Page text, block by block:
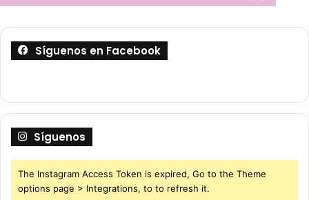
Síguenos en Facebook
Síguenos
The Instagram Access Token is expired, Go to the Theme
options page > Integrations, to to refresh it.